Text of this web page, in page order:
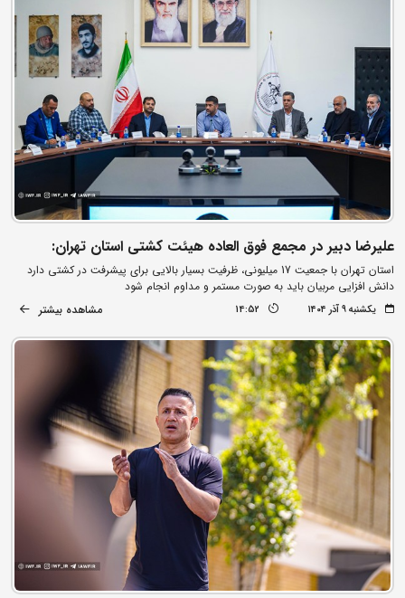
علیرضا دبیر در مجمع فوق العاده هیئت کشتی استان تهران:
استان تهران با جمعیت 17 میلیونی، ظرفیت بسیار بالایی برای پیشرفت در کشتی دارد
دانش افزایی مربیان باید به صورت مستمر و مداوم انجام شود
یکشنبه ۹ آذر ۱۴۰۴ 14:52 مشاهده بیشتر